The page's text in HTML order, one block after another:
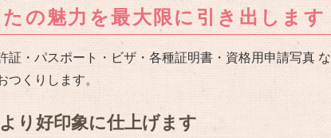
の魅力を最大限に引き出します
証・パスポート・ビザ・各種証明書・資格用申請写真 な
つくりします。
り好印象に仕上げます